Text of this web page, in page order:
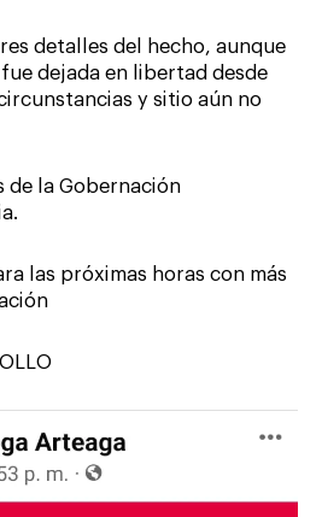
detalles del hecho, aunque
dejada en libertad desde
y sitio aún no
de la Gobernación
las próximas horas con más